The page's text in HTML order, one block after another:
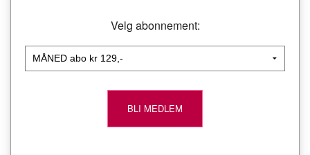
Velg abonnement: